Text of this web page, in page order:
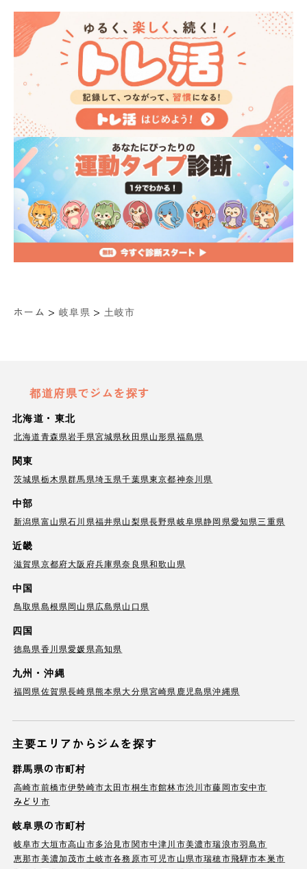
ホーム > 岐阜県 > 土岐市
都道府県でジムを探す
北海道・東北
北海道青森県岩手県宮城県秋田県山形県福島県
関東
茨城県栃木県群馬県埼玉県千葉県東京都神奈川県
中部
新潟県富山県石川県福井県山梨県長野県岐阜県静岡県愛知県三重県
近畿
滋賀県京都府大阪府兵庫県奈良県和歌山県
中国
鳥取県島根県岡山県広島県山口県
四国
徳島県香川県愛媛県高知県
九州・沖縄
福岡県佐賀県長崎県熊本県大分県宮崎県 鹿児島県沖縄県
主要エリアからジムを探す
群馬県の市町村
高崎市前橋市伊勢崎市太田市桐生市館林市渋川市藤岡市安中市
みどり市
岐阜県の市町村
岐阜市大垣市高山市多治見市関市中津川市美濃市瑞浪市羽島市
恵那市美濃加茂市土岐市各務原市可児市山県市瑞穂市飛騨市本巣市